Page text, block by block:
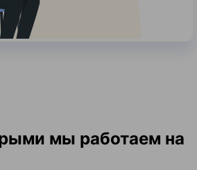
мы работаем на